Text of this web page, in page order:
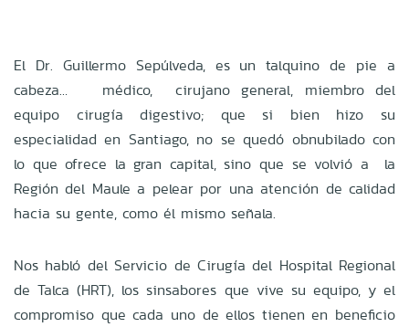
El Dr. Guillermo Sepúlveda, es un talquino de pie a
cabeza… médico, cirujano general, miembro del
equipo cirugía digestivo; que si bien hizo su
especialidad en Santiago, no se quedó obnubilado con
lo que ofrece la gran capital, sino que se volvió a la
Región del Maule a pelear por una atención de calidad
hacia su gente, como él mismo señala.
Nos habló del Servicio de Cirugía del Hospital Regional
de Talca (HRT), los sinsabores que vive su equipo, y el
compromiso que cada uno de ellos tienen en beneficio